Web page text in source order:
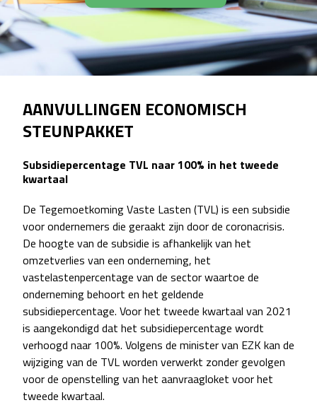
AANVULLINGEN ECONOMISCH
STEUNPAKKET
Subsidiepercentage TVL naar 100% in het tweede
kwartaal
De Tegemoetkoming Vaste Lasten (TVL) is een subsidie
voor ondernemers die geraakt zijn door de coronacrisis.
De hoogte van de subsidie is afhankelijk van het
omzetverlies van een onderneming, het
vastelastenpercentage van de sector waartoe de
onderneming behoort en het geldende
subsidiepercentage. Voor het tweede kwartaal van 2021
is aangekondigd dat het subsidiepercentage wordt
verhoogd naar 100%. Volgens de minister van EZK kan de
wijziging van de TVL worden verwerkt zonder gevolgen
voor de openstelling van het aanvraagloket voor het
tweede kwartaal.